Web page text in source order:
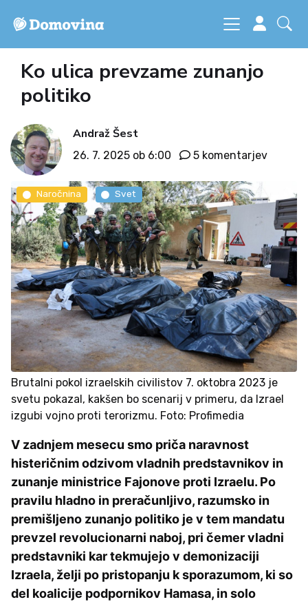
Ko ulica prevzame zunanjo
politiko
Andraž Šest
26. 7. 2025 ob 6:00 5 komentarjev
Brutalni pokol izraelskih civilistov 7. oktobra 2023 je
svetu pokazal, kakšen bo scenarij v primeru, da Izrael
izgubi vojno proti terorizmu. Foto: Profimedia
Naročnina Svet
V zadnjem mesecu smo priča naravnost
histeričnim odzivom vladnih predstavnikov in
zunanje ministrice Fajonove proti Izraelu. Po
pravilu hladno in preračunljivo, razumsko in
premišljeno zunanjo politiko je v tem mandatu
prevzel revolucionarni naboj, pri čemer vladni
predstavniki kar tekmujejo v demonizaciji
Izraela, želji po pristopanju k sporazumom, ki so
del koalicije podpornikov Hamasa, in solo